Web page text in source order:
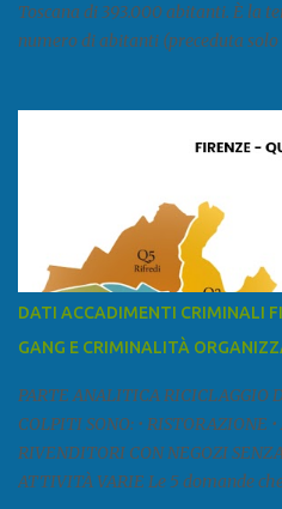
Toscana di 393.000 abitanti. È la
numero di abitanti (preceduta solo
a est con le province di Pistoia e di
Lucca Ÿ la Versilia Ÿ la Media
Fonte: wikipedia Presenze
presenze mafiose in provincia
nella relazione del 2001 della
Livorno e Lucca agiscono i clan dei
DATI ACCADIMENTI CRIMINALI
GANG E CRIMINALITÀ
PARTE ANALITICA RICICLAGGIO
COLPITI SONO: • RISTORAZIONE
RIVENDITORI CON NEGOZI
ATTIVITÀ VARIE Le 5 domande